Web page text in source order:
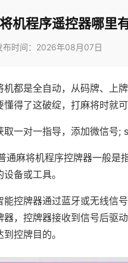
机程序遥控器哪里
布时间：2026年08月07日
都是全自动，从码牌、上
得了这破绽，打麻将时就可
一对一指导，添加微信号;
通麻将机程序控牌器一般是
备或工具。
控牌器通过蓝牙或无线信
，控牌器接收到信号后驱
控牌目的。